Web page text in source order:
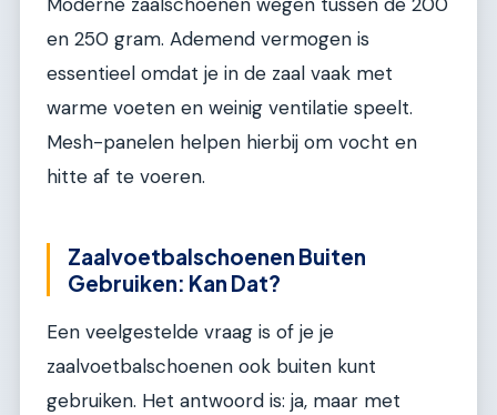
en 250 gram. Ademend vermogen is
essentieel omdat je in de zaal vaak met
warme voeten en weinig ventilatie speelt.
Mesh-panelen helpen hierbij om vocht en
hitte af te voeren.
Zaalvoetbalschoenen Buiten
Gebruiken: Kan Dat?
Een veelgestelde vraag is of je je
zaalvoetbalschoenen ook buiten kunt
gebruiken. Het antwoord is: ja, maar met